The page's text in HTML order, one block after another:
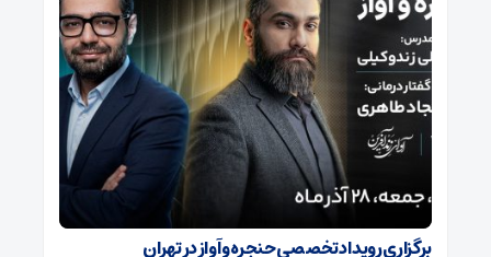
برگزاری رویداد تخصصی حنجره و آواز در تهران